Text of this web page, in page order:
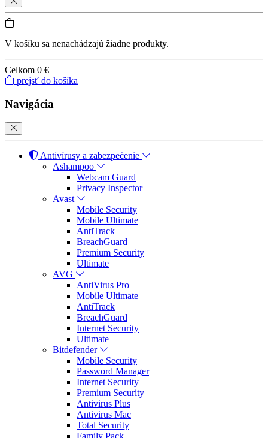
V košíku sa nenachádzajú žiadne produkty.
Celkom 0 €
prejsť do košíka
Navigácia
Antivírusy a zabezpečenie
Ashampoo
Webcam Guard
Privacy Inspector
Avast
Mobile Security
Mobile Ultimate
AntiTrack
BreachGuard
Premium Security
Ultimate
AVG
AntiVirus Pro
Mobile Ultimate
AntiTrack
BreachGuard
Internet Security
Ultimate
Bitdefender
Mobile Security
Password Manager
Internet Security
Premium Security
Antivirus Plus
Antivirus Mac
Total Security
Family Pack